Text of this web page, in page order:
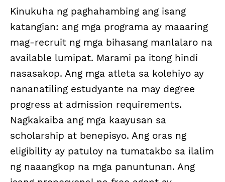
Kinukuha ng paghahambing ang isang
katangian: ang mga programa ay maaaring
mag-recruit ng mga bihasang manlalaro na
available lumipat. Marami pa itong hindi
nasasakop. Ang mga atleta sa kolehiyo ay
nananatiling estudyante na may degree
progress at admission requirements.
Nagkakaiba ang mga kaayusan sa
scholarship at benepisyo. Ang oras ng
eligibility ay patuloy na tumatakbo sa ilalim
ng naaangkop na mga panuntunan. Ang